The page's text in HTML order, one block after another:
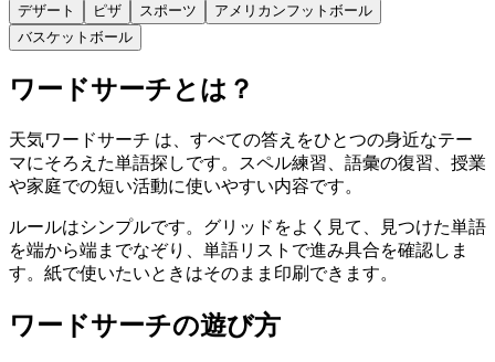
デザート
ピザ スポーツ
アメリカンフットボール
バスケットボール
ワードサーチとは？
天気ワードサーチ は、すべての答えをひとつの身近なテー
マにそろえた単語探しです。スペル練習、語彙の復習、授業
や家庭での短い活動に使いやすい内容です。
ルールはシンプルです。グリッドをよく見て、見つけた単語
を端から端までなぞり、単語リストで進み具合を確認しま
す。紙で使いたいときはそのまま印刷できます。
ワードサーチの遊び方